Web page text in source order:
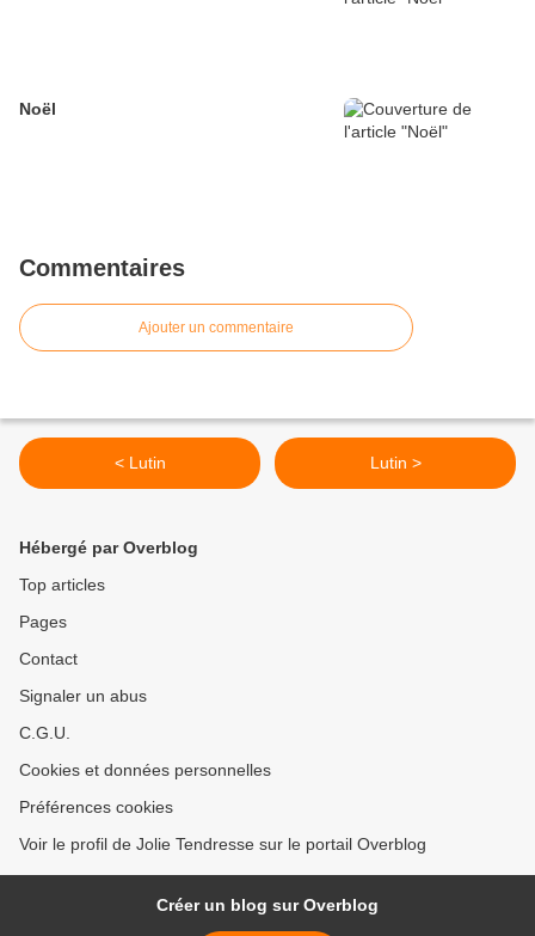
Noël
Commentaires
Ajouter un commentaire
< Lutin Lutin >
Hébergé par Overblog
Top articles
Pages
Contact
Signaler un abus
C.G.U.
Cookies et données personnelles
Préférences cookies
Voir le profil de Jolie Tendresse sur le portail Overblog
Créer un blog sur Overblog